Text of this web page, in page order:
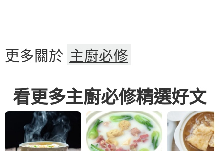
更多關於 主廚必修
看更多主廚必修精選好文